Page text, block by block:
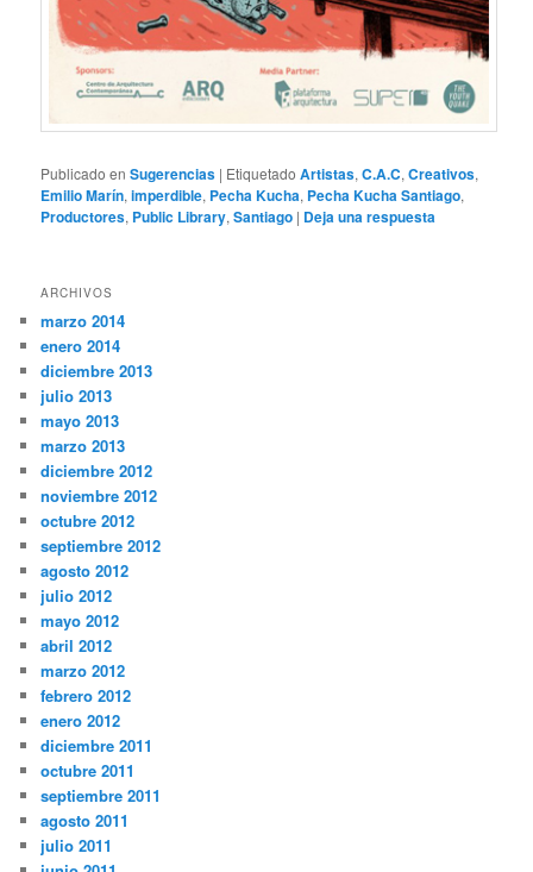
Publicado en Sugerencias | Etiquetado Artistas,C.A.C,Creativos,
Emilio Marín,imperdible, Pecha Kucha, Pecha Kucha Santiago,
Productores, Public Library,Santiago | Deja una respuesta
ARCHIVOS
marzo 2014
enero 2014
diciembre 2013
julio 2013
mayo 2013
marzo 2013
diciembre 2012
noviembre 2012
octubre 2012
septiembre 2012
agosto 2012
julio 2012
mayo 2012
abril 2012
marzo 2012
febrero 2012
enero 2012
diciembre 2011
octubre 2011
septiembre 2011
agosto 2011
julio 2011